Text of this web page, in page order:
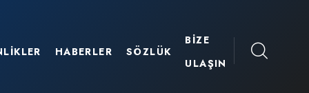
HABERLER SÖZLÜK
BIZE
ULAŞIN